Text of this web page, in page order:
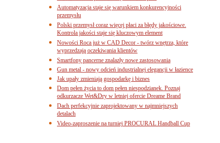
Automatyzacja staje się warunkiem konkurencyjności
przemysłu
Polski przemysł coraz więcej płaci za błędy jakościowe.
Kontrola jakości staje się kluczowym element
Nowości Roca już w CAD Decor - twórz wnętrza, które
wyprzedzają oczekiwania klientów
Smartfony pancerne znalazły nowe zastosowania
Gun metal - nowy odcień industrialnej elegancji w łazience
Jak upały zmieniają gospodarkę i biznes
Dom pełen życia to dom pełen niespodzianek. Poznaj
odkurzacze Wet&Dry w letniej ofercie Dreame Brand
Dach perfekcyjnie zaprojektowany w najmniejszych
detalach
Video-zaproszenie na turniej PROCURAL Handball Cup